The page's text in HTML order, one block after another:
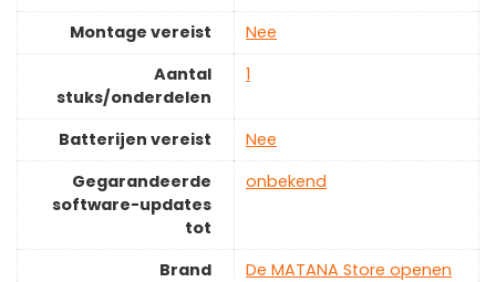
Montage vereist
‎Nee
Aantal
stuks/onderdelen
‎1
Batterijen vereist
‎Nee
Gegarandeerde
software-updates
tot
‎onbekend
Brand De MATANA Store openen